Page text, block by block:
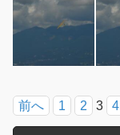
前へ 1 2 3 4